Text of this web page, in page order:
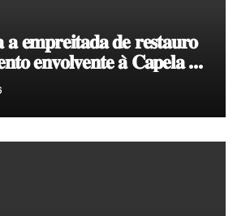
𝐚 𝐞𝐦𝐩𝐫𝐞𝐢𝐭𝐚𝐝𝐚 𝐝𝐞 𝐫𝐞𝐬𝐭𝐚𝐮𝐫𝐨
𝐞𝐧𝐯𝐨𝐥𝐯𝐞𝐧𝐭𝐞 𝐚̀ 𝐂𝐚𝐩𝐞𝐥𝐚 𝐝𝐞